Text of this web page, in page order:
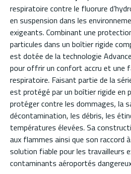
respiratoire contre le fluorure
en suspension dans les
exigeants. Combinant une
particules dans un boîtier rigide
est dotée de la technologie
pour offrir un confort accru et une
respiratoire. Faisant partie de la
est protégé par un boîtier rigide en
protéger contre les dommages, la
décontamination, les débris, les
températures élevées. Sa
aux flammes ainsi que son
solution fiable pour les travailleurs
contaminants aéroportés